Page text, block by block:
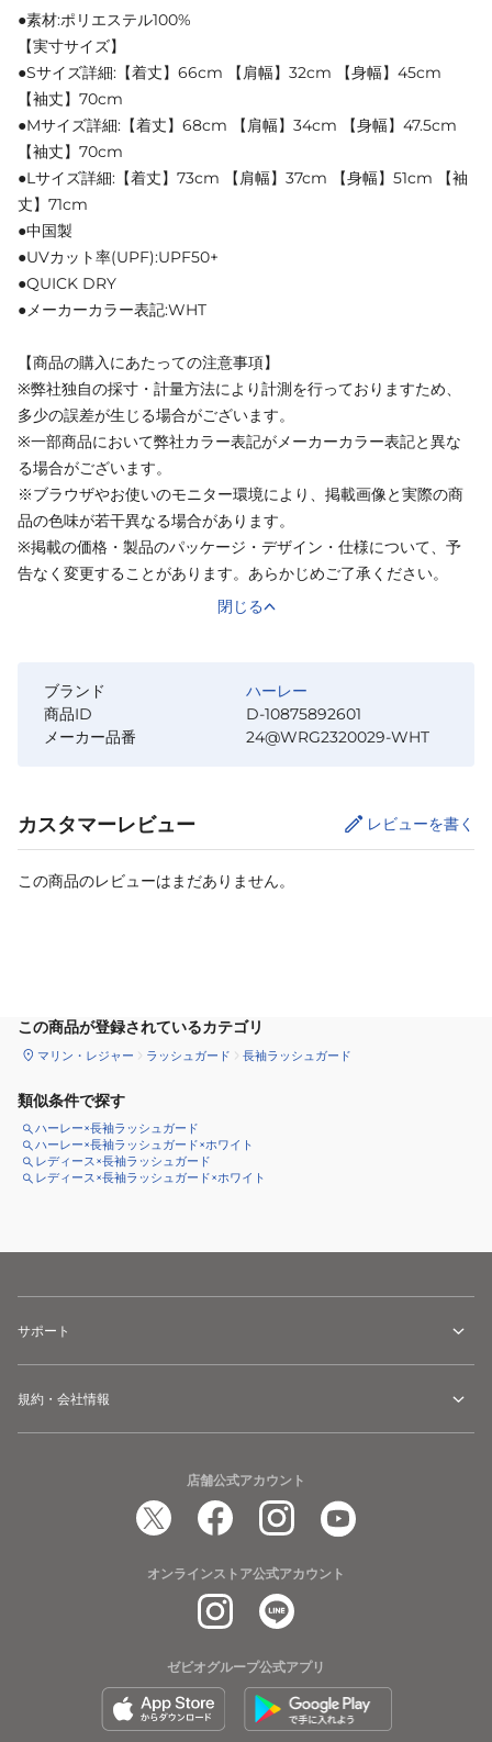
●素材:ポリエステル100%
【実寸サイズ】
●Sサイズ詳細:【着丈】66cm 【肩幅】32cm 【身幅】45cm
【袖丈】70cm
●Mサイズ詳細:【着丈】68cm 【肩幅】34cm 【身幅】47.5cm
【袖丈】70cm
●Lサイズ詳細:【着丈】73cm 【肩幅】37cm 【身幅】51cm 【袖
丈】71cm
●中国製
●UVカット率(UPF):UPF50+
●QUICK DRY
●メーカーカラー表記:WHT
【商品の購入にあたっての注意事項】
※弊社独自の採寸・計量方法により計測を行っておりますため、
多少の誤差が生じる場合がございます。
※一部商品において弊社カラー表記がメーカーカラー表記と異な
る場合がございます。
※ブラウザやお使いのモニター環境により、掲載画像と実際の商
品の色味が若干異なる場合があります。
※掲載の価格・製品のパッケージ・デザイン・仕様について、予
告なく変更することがあります。あらかじめご了承ください。
閉じる
ブランド
ハーレー
商品ID
D-10875892601
メーカー品番
24@WRG2320029-WHT
カスタマーレビュー レビューを書く
この商品のレビューはまだありません。
この商品が登録されているカテゴリ
マリン・レジャー ラッシュガード 長袖ラッシュガード
類似条件で探す
ハーレー×長袖ラッシュガード
ハーレー×長袖ラッシュガード×ホワイト
レディース×長袖ラッシュガード
レディース×長袖ラッシュガード×ホワイト
サポート
規約・会社情報
店舗公式アカウント
オンラインストア公式アカウント
ゼビオグループ公式アプリ